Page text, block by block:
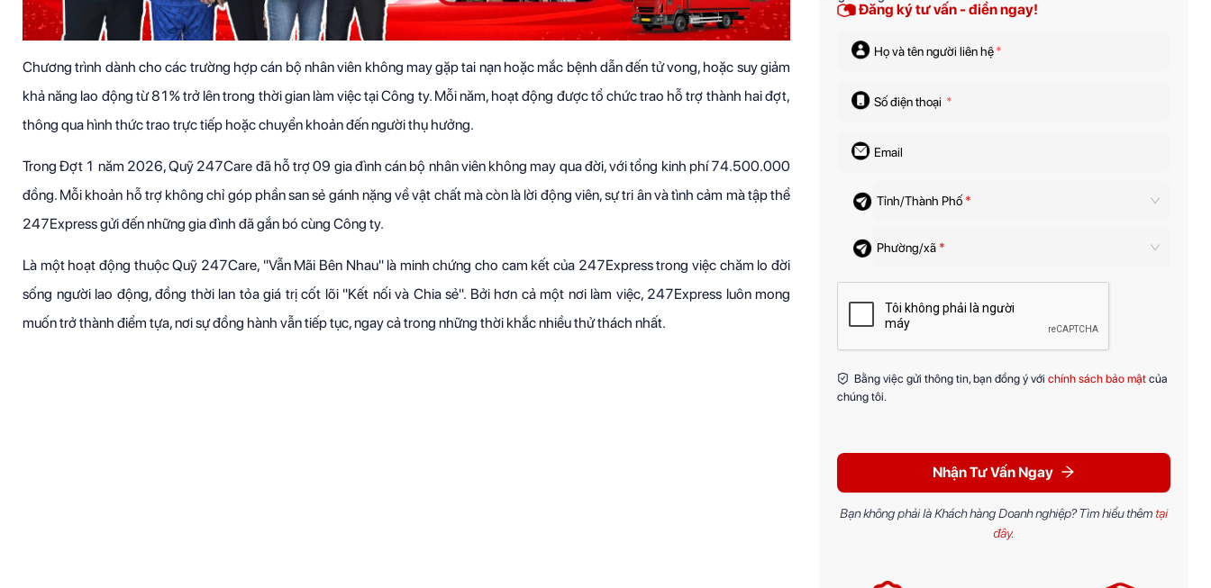
Chương trình dành cho các trường hợp cán bộ nhân viên không may gặp tai nạn hoặc mắc bệnh dẫn đến tử vong, hoặc suy giảm
khả năng lao động từ 81% trở lên trong thời gian làm việc tại Công ty. Mỗi năm, hoạt động được tổ chức trao hỗ trợ thành hai đợt,
thông qua hình thức trao trực tiếp hoặc chuyển khoản đến người thụ hưởng.
Trong Đợt 1 năm 2026, Quỹ 247Care đã hỗ trợ 09 gia đình cán bộ nhân viên không may qua đời, với tổng kinh phí 74.500.000
đồng. Mỗi khoản hỗ trợ không chỉ góp phần san sẻ gánh nặng về vật chất mà còn là lời động viên, sự tri ân và tình cảm mà tập thể
247Express gửi đến những gia đình đã gắn bó cùng Công ty.
Là một hoạt động thuộc Quỹ 247Care, "Vẫn Mãi Bên Nhau" là minh chứng cho cam kết của 247Express trong việc chăm lo đời
sống người lao động, đồng thời lan tỏa giá trị cốt lõi "Kết nối và Chia sẻ". Bởi hơn cả một nơi làm việc, 247Express luôn mong
muốn trở thành điểm tựa, nơi sự đồng hành vẫn tiếp tục, ngay cả trong những thời khắc nhiều thử thách nhất.
Đăng ký tư vấn - điền ngay!
Họ và tên người liên hệ*
Số điện thoại *
Email
Tỉnh/Thành Phố *
Phường/xã *
Bằng việc gửi thông tin, bạn đồng ý với chính sách bảo mật của
chúng tôi.
Nhận Tư Vấn Ngay
Bạn không phải là Khách hàng Doanh nghiệp? Tìm hiểu thêm tại
đây.